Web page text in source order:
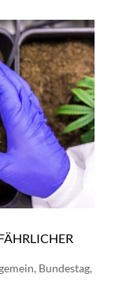
, Bundestag,